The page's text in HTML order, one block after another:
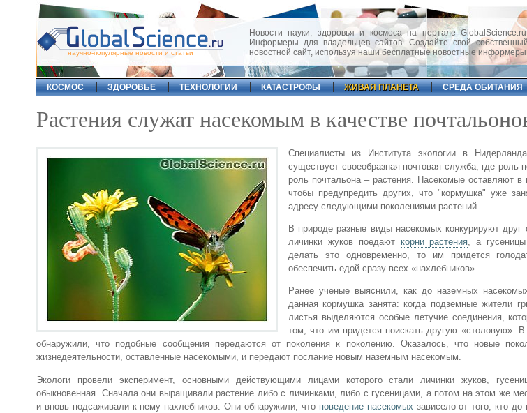
научно-популярные новости и статьи
Новости науки, здоровья и космоса на портале
Информеры для владельцев сайтов. Создайте свой собственный
новостной сайт, используя наши бесплатные новостные
КОСМОС
ЗДОРОВЬЕ ТЕХНОЛОГИИ КАТАСТРОФЫ ЖИВАЯ ПЛАНЕТА СРЕДА ОБИТАНИЯ
Растения служат насекомым в качестве
Специалисты из Института экологии в
существует своеобразная почтовая служба, где роль
роль почтальона – растения. Насекомые оставляют в
чтобы предупредить других, что "кормушка" уже
адресу следующими поколениями растений.
В природе разные виды насекомых конкурируют
личинки жуков поедают корни растения, а
делать это одновременно, то им придется
обеспечить едой сразу всех «нахлебников».
Ранее ученые выяснили, как до наземных
данная кормушка занята: когда подземные жители
листья выделяются особые летучие соединения,
том, что им придется поискать другую «столовую».
обнаружили, что подобные сообщения передаются от поколения к поколению. Оказалось, что новые
жизнедеятельности, оставленные насекомыми, и передают послание новым наземным насекомым.
Экологи провели эксперимент, основными действующими лицами которого стали личинки жуков,
обыкновенная. Сначала они выращивали растение либо с личинками, либо с гусеницами, а потом на этом же
и вновь подсаживали к нему нахлебников. Они обнаружили, что поведение насекомых зависело от того, кто